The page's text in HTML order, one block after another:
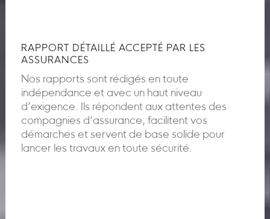
RAPPORT DÉTAILLÉ ACCEPTÉ PAR LES
ASSURANCES
Nos rapports sont rédigés en toute
indépendance et avec un haut niveau
d’exigence. Ils répondent aux attentes des
compagnies d’assurance, facilitent vos
démarches et servent de base solide pour
lancer les travaux en toute sécurité.